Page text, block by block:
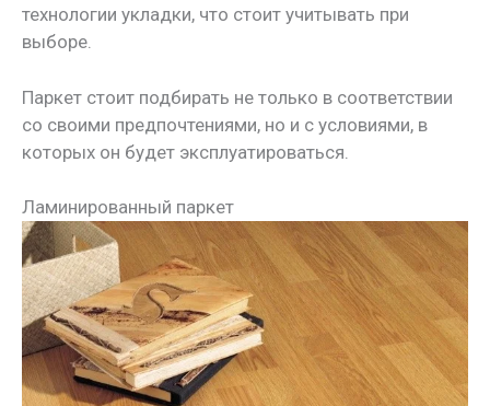
технологии укладки, что стоит учитывать при
выборе.
Паркет стоит подбирать не только в соответствии
со своими предпочтениями, но и с условиями, в
которых он будет эксплуатироваться.
Ламинированный паркет